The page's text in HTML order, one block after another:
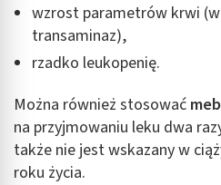
wzrost parametrów krwi
transaminaz),
rzadko leukopenię.
Można również stosować
na przyjmowaniu leku dwa
także nie jest wskazany w
roku życia.